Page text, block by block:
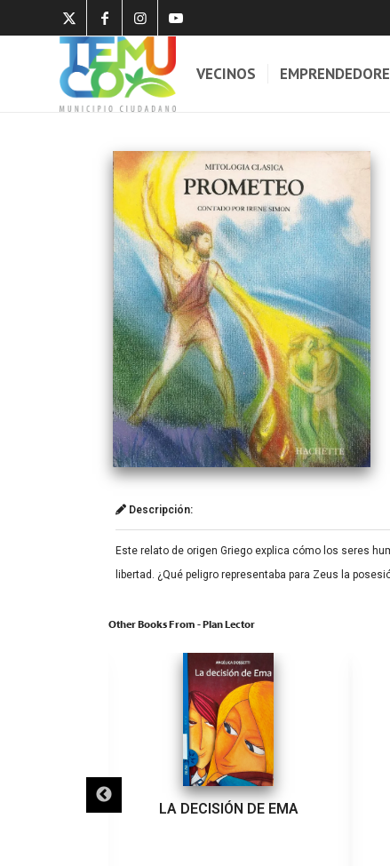
VECINOS
Descripción:
Este relato de origen Griego explica cómo los seres
libertad. ¿Qué peligro representaba para Zeus la
Other Books From - Plan Lector
LA DECISIÓN DE EMA